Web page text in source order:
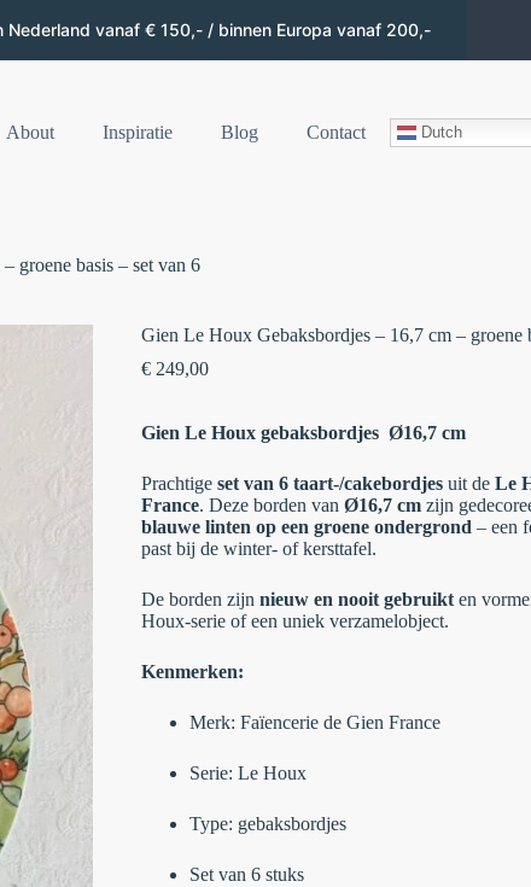
Nederland vanaf € 150,- / binnen Europa vanaf 200,-
About Inspiratie Blog Contact Dutch
groene basis – set van 6
Gien Le Houx Gebaksbordjes – 16,7 cm – groene
€ 249,00
Gien Le Houx gebaksbordjes Ø16,7 cm
Prachtige set van 6 taart-/cakebordjes uit de Le
France. Deze borden van Ø16,7 cm zijn
blauwe linten op een groene ondergrond – een
past bij de winter- of kersttafel.
De borden zijn nieuw en nooit gebruikt en
Houx-serie of een uniek verzamelobject.
Kenmerken:
Merk: Faïencerie de Gien France
Serie: Le Houx
Type: gebaksbordjes
Set van 6 stuks